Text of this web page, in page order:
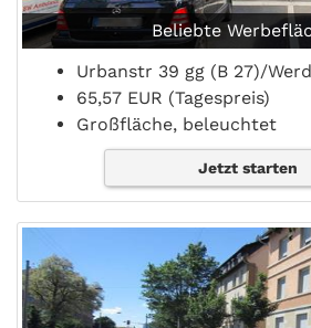
Beliebte
Urbanstr 39 gg (B 27)/
65,57 EUR (Tagespreis)
Großfläche, beleuchtet
Jetzt starten